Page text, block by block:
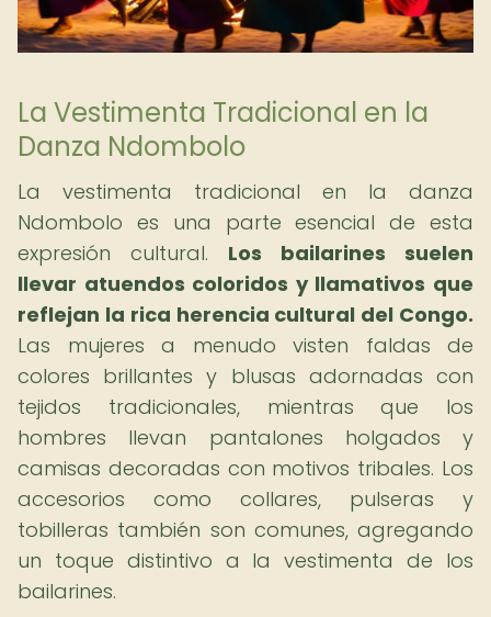
La Vestimenta Tradicional en la
Danza Ndombolo
La vestimenta tradicional en la danza
Ndombolo es una parte esencial de esta
expresión cultural. Los bailarines suelen
llevar atuendos coloridos y llamativos que
reflejan la rica herencia cultural del Congo.
Las mujeres a menudo visten faldas de
colores brillantes y blusas adornadas con
tejidos tradicionales, mientras que los
hombres llevan pantalones holgados y
camisas decoradas con motivos tribales. Los
accesorios como collares, pulseras y
tobilleras también son comunes, agregando
un toque distintivo a la vestimenta de los
bailarines.